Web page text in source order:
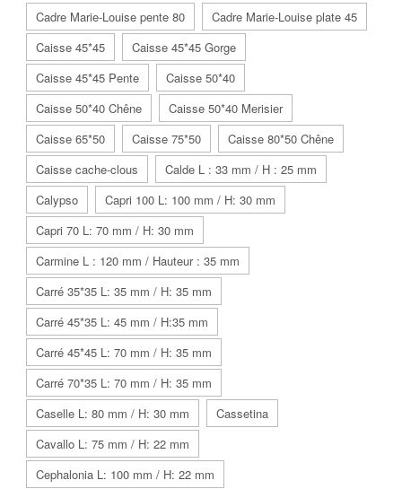
Cadre Marie-Louise pente 80
Cadre Marie-Louise plate 45
Caisse 45*45
Caisse 45*45 Gorge
Caisse 45*45 Pente
Caisse 50*40
Caisse 50*40 Chêne
Caisse 50*40 Merisier
Caisse 65*50
Caisse 75*50
Caisse 80*50 Chêne
Caisse cache-clous
Calde L : 33 mm / H : 25 mm
Calypso
Capri 100 L: 100 mm / H: 30 mm
Capri 70 L: 70 mm / H: 30 mm
Carmine L : 120 mm / Hauteur : 35 mm
Carré 35*35 L: 35 mm / H: 35 mm
Carré 45*35 L: 45 mm / H:35 mm
Carré 45*45 L: 70 mm / H: 35 mm
Carré 70*35 L: 70 mm / H: 35 mm
Caselle L: 80 mm / H: 30 mm
Cassetina
Cavallo L: 75 mm / H: 22 mm
Cephalonia L: 100 mm / H: 22 mm